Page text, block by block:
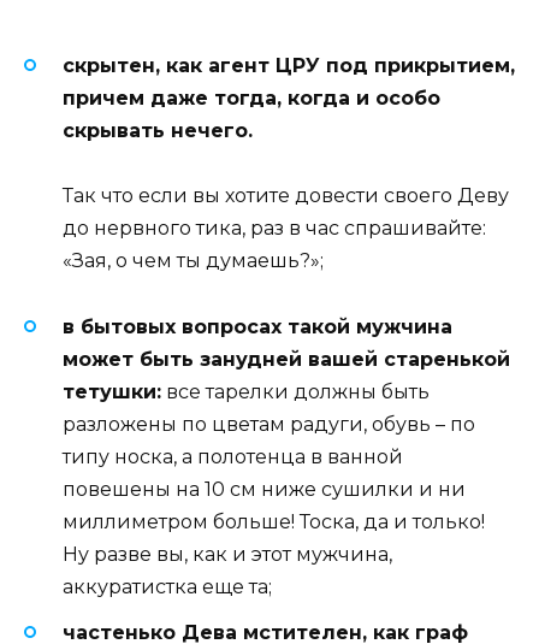
скрытен, как агент ЦРУ под прикрытием,
причем даже тогда, когда и особо
скрывать нечего.
Так что если вы хотите довести своего Деву
до нервного тика, раз в час спрашивайте:
«Зая, о чем ты думаешь?»;
в бытовых вопросах такой мужчина
может быть занудней вашей старенькой
тетушки: все тарелки должны быть
разложены по цветам радуги, обувь – по
типу носка, а полотенца в ванной
повешены на 10 см ниже сушилки и ни
миллиметром больше! Тоска, да и только!
Ну разве вы, как и этот мужчина,
аккуратистка еще та;
частенько Дева мстителен, как граф